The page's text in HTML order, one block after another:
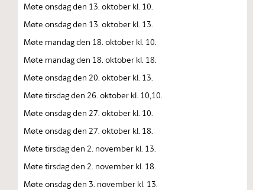
Møte onsdag den 13. oktober kl. 10.
Møte onsdag den 13. oktober kl. 13.
Møte mandag den 18. oktober kl. 10.
Møte mandag den 18. oktober kl. 18.
Møte onsdag den 20. oktober kl. 13.
Møte tirsdag den 26. oktober kl. 10,10.
Møte onsdag den 27. oktober kl. 10.
Møte onsdag den 27. oktober kl. 18.
Møte tirsdag den 2. november kl. 13.
Møte tirsdag den 2. november kl. 18.
Møte onsdag den 3. november kl. 13.